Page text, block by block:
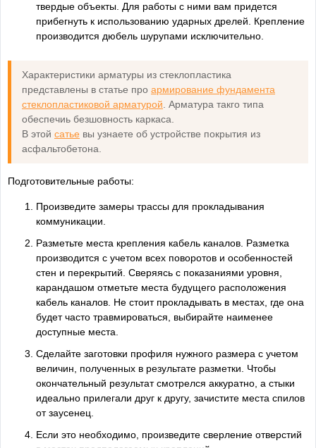
твердые объекты. Для работы с ними вам придется
прибегнуть к использованию ударных дрелей. Крепление
производится дюбель шурупами исключительно.
Характеристики арматуры из стеклопластика
представлены в статье про армирование фундамента
стеклопластиковой арматурой. Арматура такго типа
обеспечиь безшовность каркаса.
В этой сатье вы узнаете об устройстве покрытия из
асфальтобетона.
Подготовительные работы:
Произведите замеры трассы для прокладывания
коммуникации.
Разметьте места крепления кабель каналов. Разметка
производится с учетом всех поворотов и особенностей
стен и перекрытий. Сверяясь с показаниями уровня,
карандашом отметьте места будущего расположения
кабель каналов. Не стоит прокладывать в местах, где она
будет часто травмироваться, выбирайте наименее
доступные места.
Сделайте заготовки профиля нужного размера с учетом
величин, полученных в результате разметки. Чтобы
окончательный результат смотрелся аккуратно, а стыки
идеально прилегали друг к другу, зачистите места спилов
от заусенец.
Если это необходимо, произведите сверление отверстий